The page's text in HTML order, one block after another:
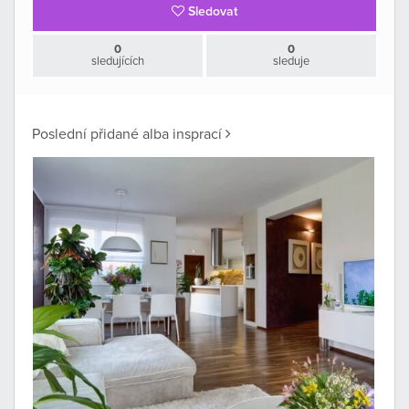
Sledovat
0
sledujících
0
sleduje
Poslední přidané alba insprací